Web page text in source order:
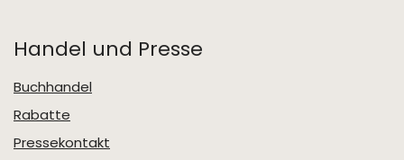
Handel und Presse
Buchhandel
Rabatte
Pressekontakt